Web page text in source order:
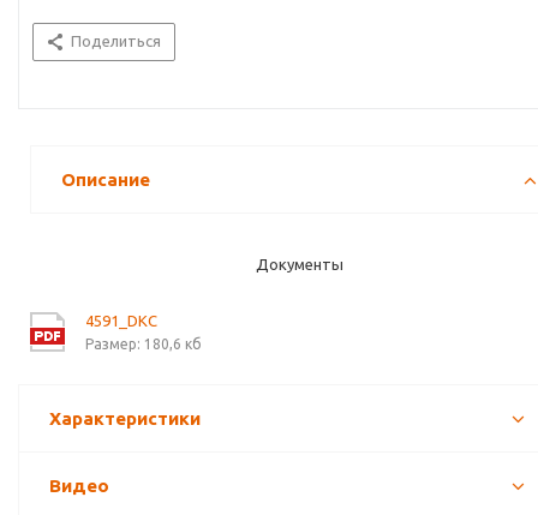
Поделиться
Описание
Документы
4591_DKC
Размер: 180,6 кб
Характеристики
Видео